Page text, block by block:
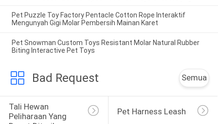
Pet Puzzle Toy Factory Pentacle Cotton Rope Interaktif
Mengunyah Gigi Molar Pembersih Mainan Karet
Pet Snowman Custom Toys Resistant Molar Natural Rubber
Biting Interactive Pet Toys
Bad Request Semua
Tali Hewan
Peliharaan Yang
Pet Harness Leash